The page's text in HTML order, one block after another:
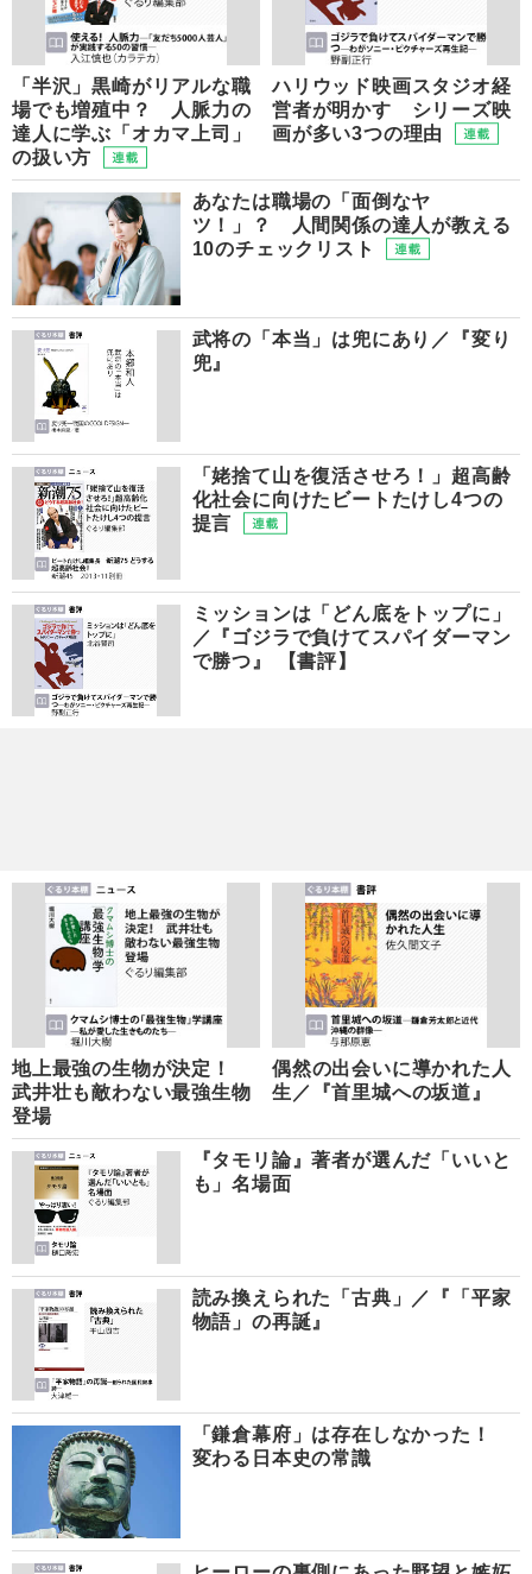
「半沢」黒崎がリアルな職
場でも増殖中？ 人脈力の
達人に学ぶ「オカマ上司」
の扱い方
ハリウッド映画スタジオ経
営者が明かす シリーズ映
画が多い3つの理由
あなたは職場の「面倒なヤ
ツ！」？ 人間関係の達人が教える
10のチェックリスト
武将の「本当」は兜にあり／『変り
兜』
「姥捨て山を復活させろ！」超高齢
化社会に向けたビートたけし4つの
提言
ミッションは「どん底をトップに」
／『ゴジラで負けてスパイダーマン
で勝つ』 【書評】
地上最強の生物が決定！
武井壮も敵わない最強生物
登場
偶然の出会いに導かれた人
生／『首里城への坂道』
『タモリ論』著者が選んだ「いいと
も」名場面
読み換えられた「古典」／『「平家
物語」の再誕』
「鎌倉幕府」は存在しなかった！
変わる日本史の常識